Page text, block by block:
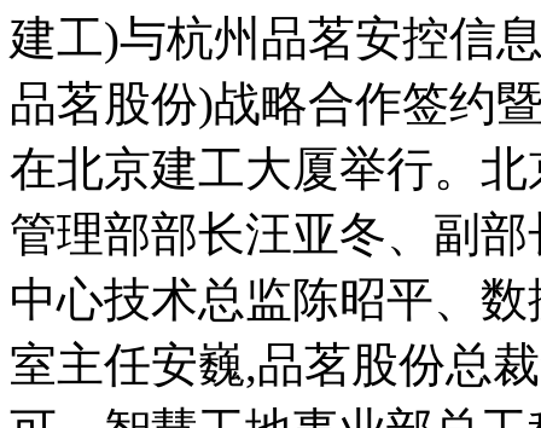
建工)与杭州品茗安控信
品茗股份)战略合作签约
在北京建工大厦举行。
管理部部长汪亚冬、副
中心技术总监陈昭平、
室主任安巍,品茗股份总